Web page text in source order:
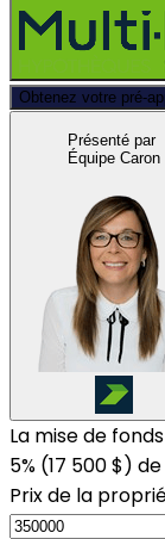
Obtenez votre pré-
Présenté par
Équipe Caron
La mise de
5% (17 500 $)
Prix de la